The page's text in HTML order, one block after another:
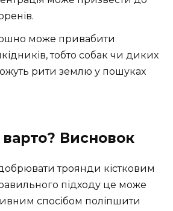
може привабити
тобто собак чи диких
рити землю у пошуках
Висновок
троянди кістковим
підходу це може
спосібом поліпшити